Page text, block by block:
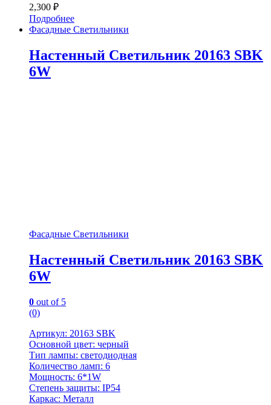
2,300 ₽
Подробнее
Фасадные Светильники
Настенный Светильник 20163 SBK
6W
Фасадные Светильники
Настенный Светильник 20163 SBK
6W
0 out of 5
(0)
Артикул: 20163 SBK
Основной цвет: черный
Тип лампы: светодиодная
Количество ламп: 6
Мощность: 6*1W
Степень защиты: IP54
Каркас: Металл